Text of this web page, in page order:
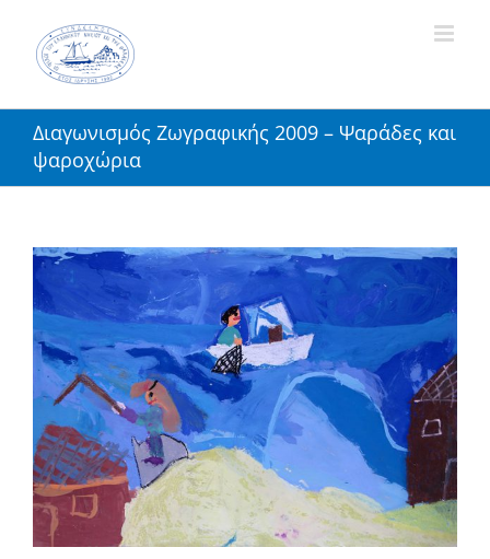
content
Διαγωνισμός Ζωγραφικής 2009 – Ψαράδες και
ψαροχώρια
View
Larger
Image